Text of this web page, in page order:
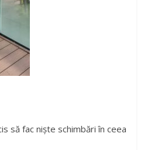
să fac niște schimbări în ceea